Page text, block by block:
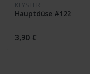
KEYSTER
Hauptdüse #122
3,90 €